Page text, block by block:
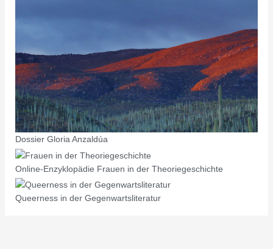
Dossier Gloria Anzaldúa
Online-Enzyklopädie Frauen in der Theoriegeschichte
Queerness in der Gegenwartsliteratur